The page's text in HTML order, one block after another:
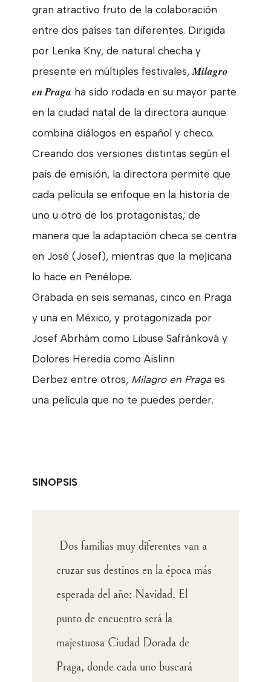
gran atractivo fruto de la colaboración
entre dos países tan diferentes. Dirigida
por Lenka Kny, de natural checha y
presente en múltiples festivales, Milagro
en Praga ha sido rodada en su mayor parte
en la ciudad natal de la directora aunque
combina diálogos en español y checo.
Creando dos versiones distintas según el
país de emisión, la directora permite que
cada película se enfoque en la historia de
uno u otro de los protagonistas; de
manera que la adaptación checa se centra
en José (Josef), mientras que la mejicana
lo hace en Penélope.
Grabada en seis semanas, cinco en Praga
y una en México, y protagonizada por
Josef Abrhám como Libuse Safránková y
Dolores Heredia como Aislinn
Derbez entre otros, Milagro en Pragaes
una película que no te puedes perder.
SINOPSIS
Dos familias muy diferentes van a
cruzar sus destinos en la época más
esperada del año: Navidad. El
punto de encuentro será la
majestuosa Ciudad Dorada de
Praga, donde cada uno buscará